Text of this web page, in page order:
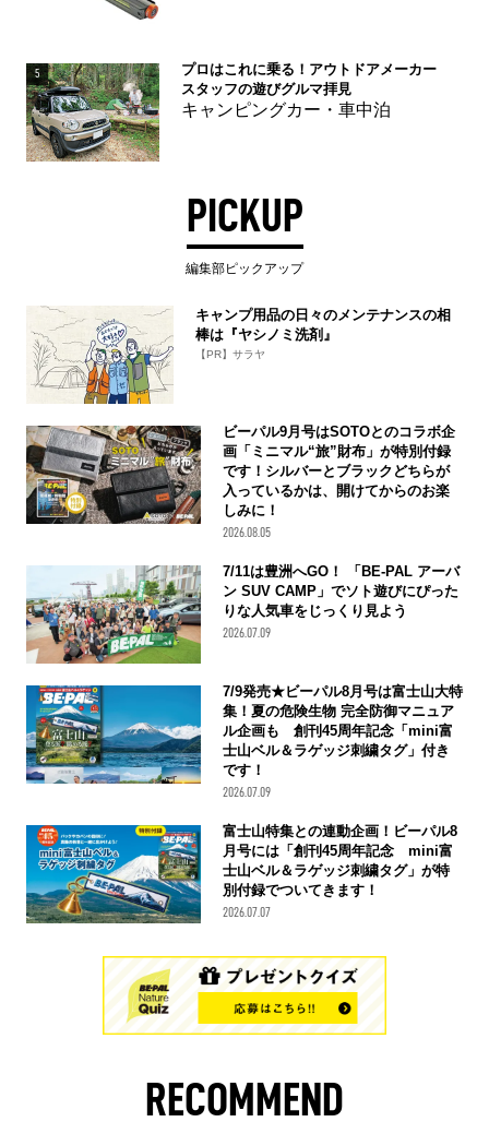
5
プロはこれに乗る！アウトドアメーカー
スタッフの遊びグルマ拝見
キャンピングカー・車中泊
PICKUP
編集部ピックアップ
キャンプ用品の日々のメンテナンスの相
棒は『ヤシノミ洗剤』
【PR】サラヤ
ビーパル9月号はSOTOとのコラボ企
画「ミニマル“旅”財布」が特別付録
です！シルバーとブラックどちらが
入っているかは、開けてからのお楽
しみに！
2026.08.05
7/11は豊洲へGO！ 「BE-PAL アーバ
ン SUV CAMP」でソト遊びにぴった
りな人気車をじっくり見よう
2026.07.09
7/9発売★ビーパル8月号は富士山大特
集！夏の危険生物 完全防御マニュア
ル企画も 創刊45周年記念「mini富
士山ベル＆ラゲッジ刺繍タグ」付き
です！
2026.07.09
富士山特集との連動企画！ビーパル8
月号には「創刊45周年記念 mini富
士山ベル＆ラゲッジ刺繍タグ」が特
別付録でついてきます！
2026.07.07
RECOMMEND